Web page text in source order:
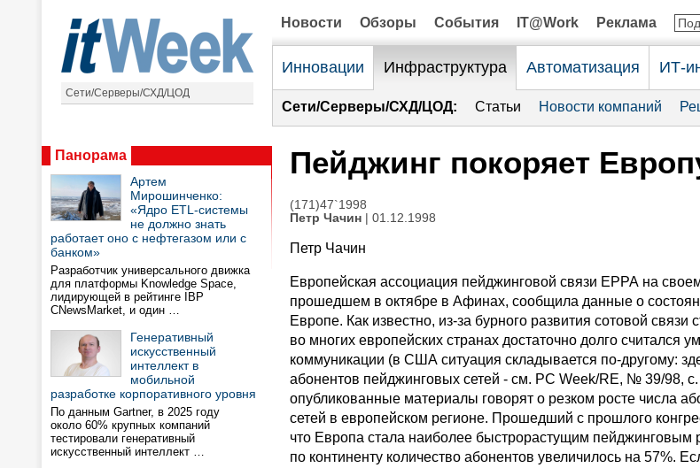
Сети/Серверы/СХД/ЦОД
Новости Обзоры События IT@Work Реклама
Инновации Инфраструктура Автоматизация ИТ-
Сети/Серверы/СХД/ЦОД: Статьи Новости компаний
Панорама
Артем
Мирошинченко:
«Ядро ETL-системы
не должно знать
работает оно с нефтегазом или с
банком»
Разработчик универсального движка
для платформы Knowledge Space,
лидирующей в рейтинге IBP
CNewsMarket, и один …
Генеративный
искусственный
интеллект в
мобильной
разработке корпоративного уровня
По данным Gartner, в 2025 году
около 60% крупных компаний
тестировали генеративный
искусственный интеллект …
Пейджинг покоряет
(171)47`1998
Петр Чачин | 01.12.1998
Петр Чачин
Европейская ассоциация пейджинговой связи ЕРРА на
прошедшем в октябре в Афинах, сообщила данные о
Европе. Как известно, из-за бурного развития сотовой связи
во многих европейских странах достаточно долго считался
коммуникации (в США ситуация складывается по-другому:
абонентов пейджинговых сетей - см. PC Week/RE, № 39/98,
опубликованные материалы говорят о резком росте числа
сетей в европейском регионе. Прошедший с прошлого
что Европа стала наиболее быстрорастущим пейджинговым
по континенту количество абонентов увеличилось на 57%.